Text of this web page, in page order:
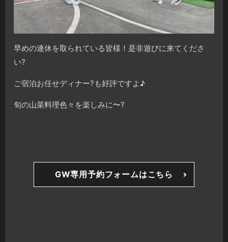
早めの連休を取られている皆様！是非遊びに来てくださ
い?
ご宿泊お任せディナー?も好評ですよ♪
旬の山菜料理色々を楽しみに〜?
GW専用予約フォームはこちら